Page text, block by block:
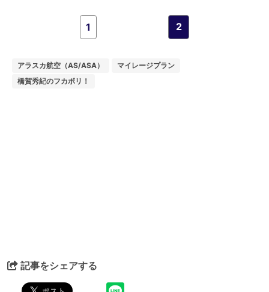
1 2
アラスカ航空（AS/ASA）
マイレージプラン
橋賀秀紀のフカボリ！
記事をシェアする